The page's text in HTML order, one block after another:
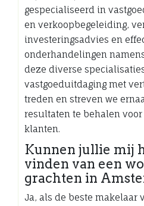
gespecialiseerd in
en verkoopbegeleiding,
investeringsadvies en
onderhandelingen
deze diverse
vastgoeduitdaging met
treden en streven we
resultaten te behalen
klanten.
Kunnen jullie mij
vinden van een
grachten in
Ja, als de beste makelaar